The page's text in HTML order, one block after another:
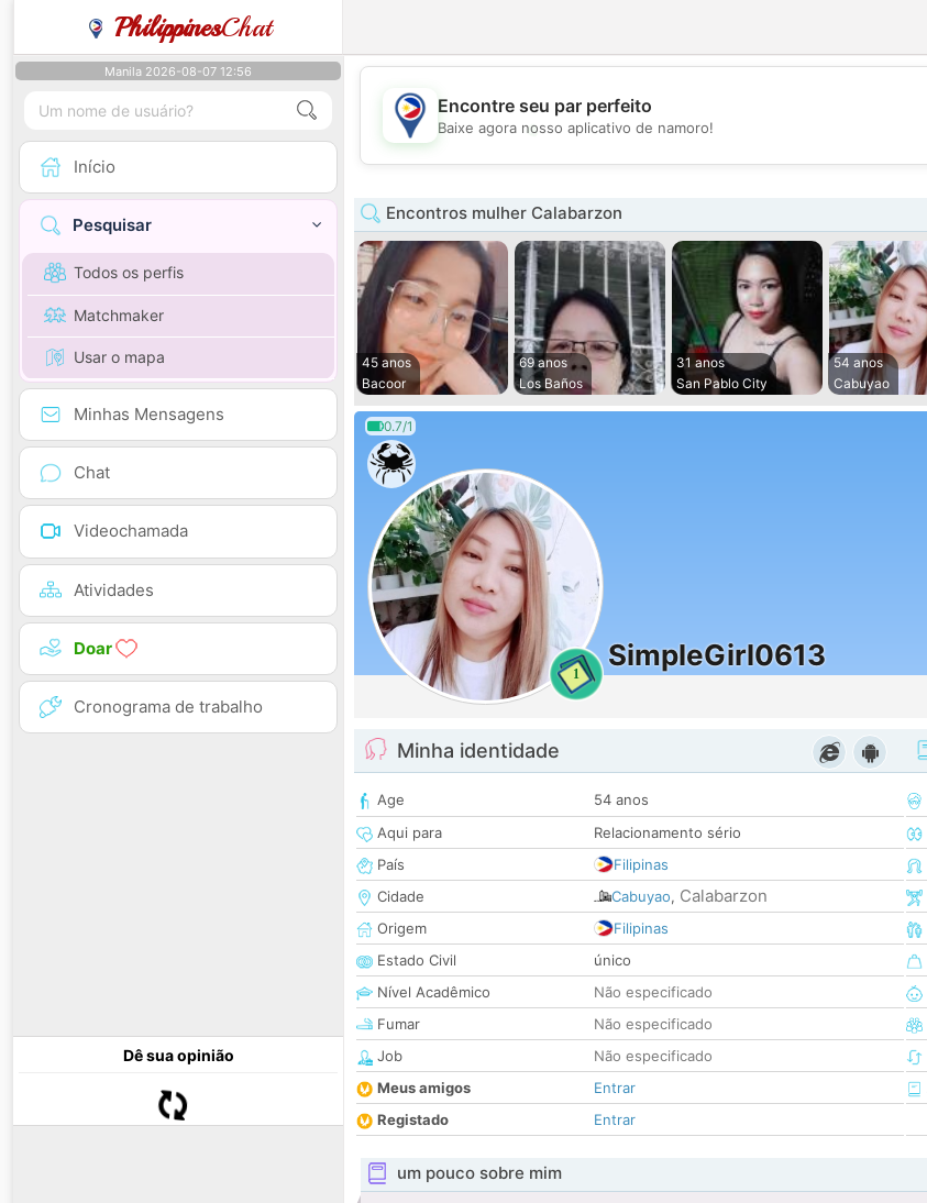
PhilippinesChat
Manila 2026-08-07 12:56
Início
Pesquisar
Todos os perfis
Matchmaker
Usar o mapa
Minhas Mensagens
Chat
Videochamada
Atividades
Doar
Cronograma de trabalho
Dê sua opinião
💕
Encontre seu par perfeito
Baixe agora nosso aplicativo de namoro!
Encontros mulher Calabarzon
45 anos
Bacoor
69 anos
Los Baños
31 anos
San Pablo City
54 anos
Cabuyao
0.7/1
1
SimpleGirl0613
Minha identidade
Age
54 anos
Aqui para
Relacionamento sério
País
Filipinas
Cidade
Cabuyao, Calabarzon
Origem
Filipinas
Estado Civil
único
Nível Acadêmico
Não especificado
Fumar
Não especificado
Job
Não especificado
Meus amigos
Entrar
Registado
Entrar
um pouco sobre mim